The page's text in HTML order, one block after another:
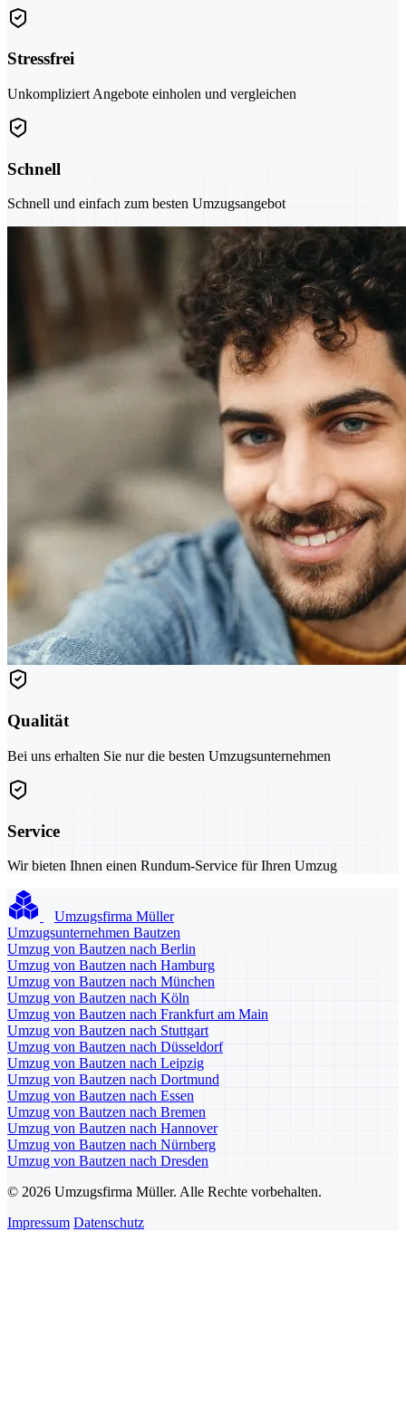
Stressfrei
Unkompliziert Angebote einholen und vergleichen
Schnell
Schnell und einfach zum besten Umzugsangebot
Qualität
Bei uns erhalten Sie nur die besten Umzugsunternehmen
Service
Wir bieten Ihnen einen Rundum-Service für Ihren Umzug
Umzugsfirma Müller
Umzugsunternehmen Bautzen
Umzug von Bautzen nach Berlin
Umzug von Bautzen nach Hamburg
Umzug von Bautzen nach München
Umzug von Bautzen nach Köln
Umzug von Bautzen nach Frankfurt am Main
Umzug von Bautzen nach Stuttgart
Umzug von Bautzen nach Düsseldorf
Umzug von Bautzen nach Leipzig
Umzug von Bautzen nach Dortmund
Umzug von Bautzen nach Essen
Umzug von Bautzen nach Bremen
Umzug von Bautzen nach Hannover
Umzug von Bautzen nach Nürnberg
Umzug von Bautzen nach Dresden
© 2026 Umzugsfirma Müller. Alle Rechte vorbehalten.
Impressum Datenschutz